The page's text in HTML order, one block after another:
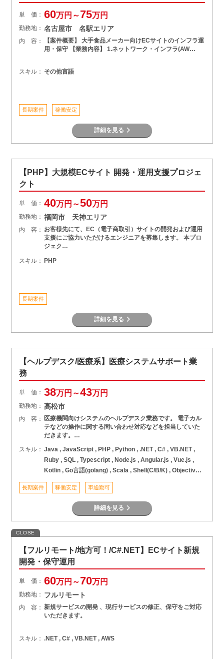
単 価： 60万円～75万円
勤務地： 名古屋市 名駅エリア
内 容：
【案件概要】 大手食品メーカー向けECサイトのインフラ運
用・保守 【業務内容】 1.ネットワーク・インフラ(AW…
スキル： その他言語
長期案件 稼働安定
詳細を見る
【PHP】大規模ECサイト 開発・運用支援プロジェ
クト
単 価： 40万円～50万円
勤務地： 福岡市 天神エリア
内 容： お客様先にて、EC（電子商取引）サイトの開発および運用
支援にご協力いただけるエンジニアを募集します。 本プロ
ジェク…
スキル： PHP
長期案件
詳細を見る
【ヘルプデスク/医療系】医療システムサポート業
務
単 価： 38万円～43万円
勤務地： 高松市
内 容：
医療機関向けシステムのヘルプデスク業務です。 電子カル
テなどの操作に関する問い合わせ対応などを担当していた
だきます。…
スキル： Java , JavaScript , PHP , Python , .NET , C# , VB.NET ,
Ruby , SQL , Typescript , Node.js , Angular.js , Vue.js ,
Kotlin , Go言語(golang) , Scala , Shell(C/B/K) , Objective-
C , VB/VBA , C言語 , C++ , VC++ , COBOL , アセンブラ , そ
の他言語 , AWS , Azure , GCP , パブリッククラウド ,
React , Android , iOS , Swift , Unity , Unreal Engine , SAP
, ERP , Salesforce , RPA , DX , IoT
長期案件 稼働安定 車通勤可
詳細を見る
CLOSE
【フルリモート/地方可！/C#.NET】ECサイト新規
開発・保守運用
単 価： 60万円～70万円
勤務地： フルリモート
内 容： 新規サービスの開発 、現行サービスの修正、保守をご対応
いただきます。
スキル： .NET , C# , VB.NET , AWS